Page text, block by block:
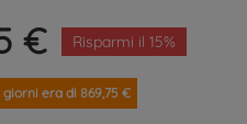
€ Risparmi il 15%
era di 869,75 €